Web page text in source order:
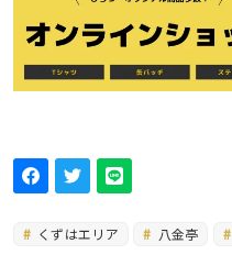
くずはエリア 八金亭